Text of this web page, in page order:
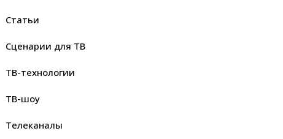
Статьи
Сценарии для ТВ
ТВ-технологии
ТВ-шоу
Телеканалы